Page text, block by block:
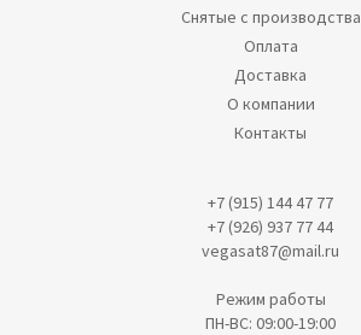
Снятые с производства
Оплата
Доставка
О компании
Контакты
+7 (915) 144 47 77
+7 (926) 937 77 44
vegasat87@mail.ru
Режим работы
ПН-ВС: 09:00-19:00